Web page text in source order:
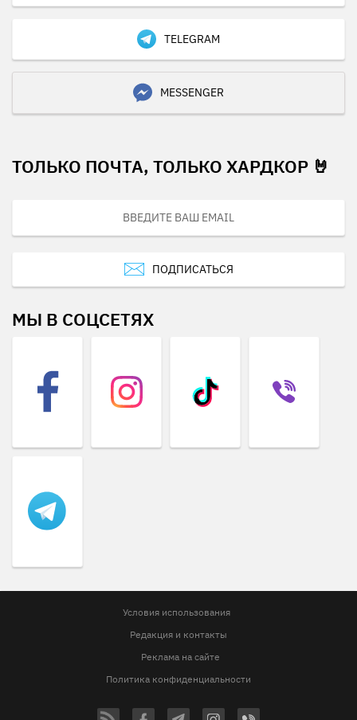
TELEGRAM
MESSENGER
ТОЛЬКО ПОЧТА, ТОЛЬКО ХАРДКОР 🤘
ПОДПИСАТЬСЯ
МЫ В СОЦСЕТЯХ
Условия использования
Редакция и контакты
Реклама на сайте
Политика конфиденциальности